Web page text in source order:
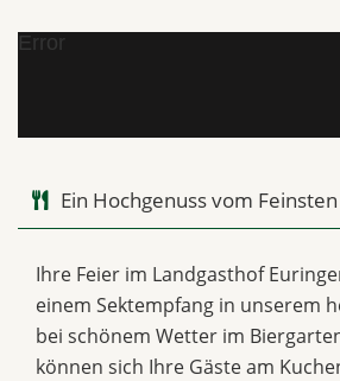
Error
Ein Hochgenuss vom Feinsten
Ihre Feier im Landgasthof
einem Sektempfang in unserem
bei schönem Wetter im
können sich Ihre Gäste am